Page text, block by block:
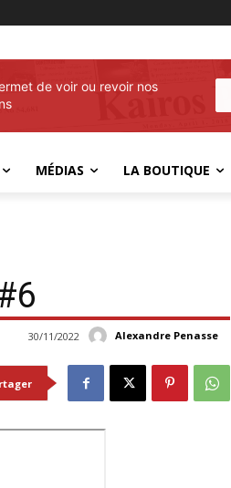
de voir ou revoir nos
MÉDIAS LA BOUTIQUE
Alexandre Penasse
30/11/2022